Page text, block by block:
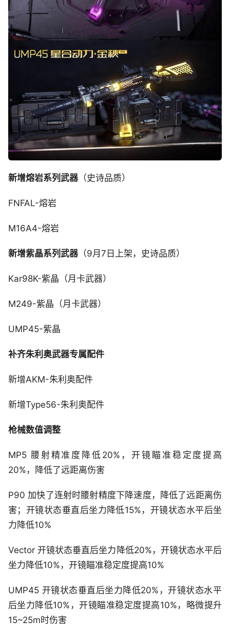
新增熔岩系列武器（史诗品质）
FNFAL-熔岩
M16A4-熔岩
新增紫晶系列武器（9月7日上架，史诗品质）
Kar98K-紫晶（月卡武器）
M249-紫晶（月卡武器）
UMP45-紫晶
补齐朱利奥武器专属配件
新增AKM-朱利奥配件
新增Type56-朱利奥配件
枪械数值调整
MP5 腰射精准度降低20%，开镜瞄准稳定度提高
20%，降低了远距离伤害
P90 加快了连射时腰射精度下降速度，降低了远距离伤
害；开镜状态垂直后坐力降低15%，开镜状态水平后坐
力降低10%
Vector 开镜状态垂直后坐力降低20%，开镜状态水平后
坐力降低10%，开镜瞄准稳定度提高10%
UMP45 开镜状态垂直后坐力降低20%，开镜状态水平
后坐力降低10%，开镜瞄准稳定度提高10%，略微提升
15~25m时伤害